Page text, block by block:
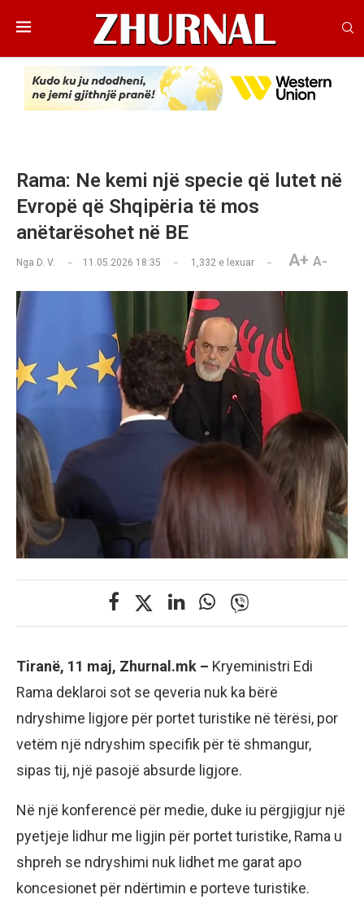
Rama: Ne kemi një specie që lutet në
Evropë që Shqipëria të mos
anëtarësohet në BE
Nga D. V. 11.05.2026 18:35 1,332 e lexuar A+ A-
Tiranë, 11 maj, Zhurnal.mk – Kryeministri Edi
Rama deklaroi sot se qeveria nuk ka bërë
ndryshime ligjore për portet turistike në tërësi, por
vetëm një ndryshim specifik për të shmangur,
sipas tij, një pasojë absurde ligjore.
Në një konferencë për medie, duke iu përgjigjur një
pyetjeje lidhur me ligjin për portet turistike, Rama u
shpreh se ndryshimi nuk lidhet me garat apo
koncesionet për ndërtimin e porteve turistike.